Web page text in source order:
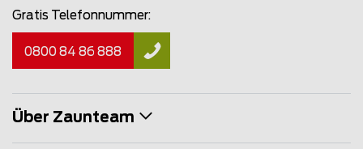
Gratis Telefonnummer:
0800 84 86 888
Über Zaunteam